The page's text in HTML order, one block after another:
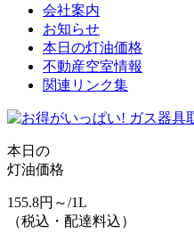
会社案内
お知らせ
本日の灯油価格
不動産空室情報
関連リンク集
本日の
灯油価格
155.8円～/1L
（税込・配達料込）